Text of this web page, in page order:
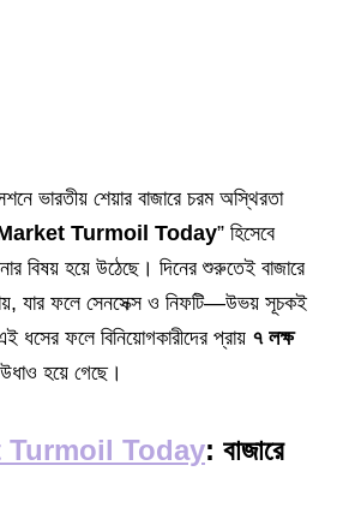
ভারতীয় শেয়ার বাজারে চরম অস্থিরতা
Turmoil Today” হিসেবে
বিষয় হয়ে উঠেছে। দিনের শুরুতেই বাজারে
যার ফলে সেনসেক্স ও নিফটি—উভয় সূচকই
ফলে বিনিয়োগকারীদের প্রায় ৭ লক্ষ
হয়ে গেছে।
Turmoil Today: বাজারে